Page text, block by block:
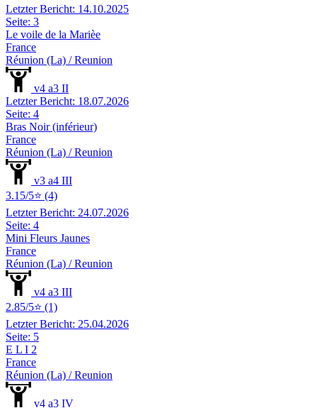
Letzter Bericht: 14.10.2025
Seite: 3
Le voile de la Marièe
France
Réunion (La) / Reunion
v4 a3 II
Letzter Bericht: 18.07.2026
Seite: 4
Bras Noir (inférieur)
France
Réunion (La) / Reunion
v3 a4 III
3.15/5⭐ (4)
Letzter Bericht: 24.07.2026
Seite: 4
Mini Fleurs Jaunes
France
Réunion (La) / Reunion
v4 a3 III
2.85/5⭐ (1)
Letzter Bericht: 25.04.2026
Seite: 5
E L I 2
France
Réunion (La) / Reunion
v4 a3 IV